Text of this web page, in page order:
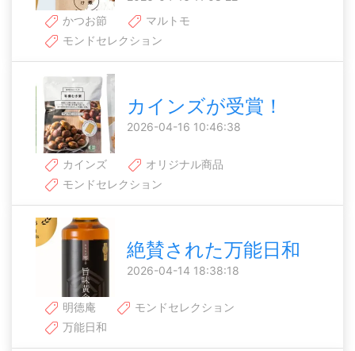
かつお節
マルトモ
モンドセレクション
カインズが受賞！
2026-04-16 10:46:38
カインズ
オリジナル商品
モンドセレクション
絶賛された万能日和
2026-04-14 18:38:18
明徳庵
モンドセレクション
万能日和